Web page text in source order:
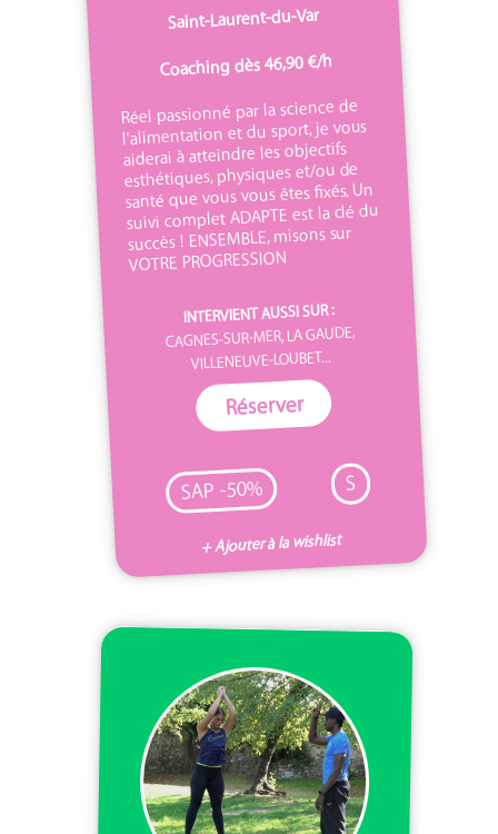
Saint-Laurent-du-Var
Coaching dès 46,90 €/h
Réel passionné par la science de
l'alimentation et du sport, je vous
aiderai à atteindre les objectifs
esthétiques, physiques et/ou de
santé que vous vous êtes fixés. Un
suivi complet ADAPTE est la clé du
succès ! ENSEMBLE, misons sur
VOTRE PROGRESSION
INTERVIENT AUSSI SUR :
CAGNES-SUR-MER, LA GAUDE,
VILLENEUVE-LOUBET...
Réserver
SAP -50% S
+ Ajouter à la wishlist